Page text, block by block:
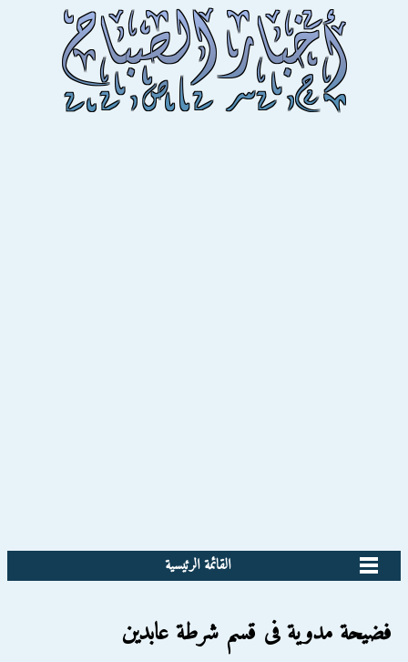
القائمة الرئيسية
فضيحة مدوية فى قسم شرطة عابدين